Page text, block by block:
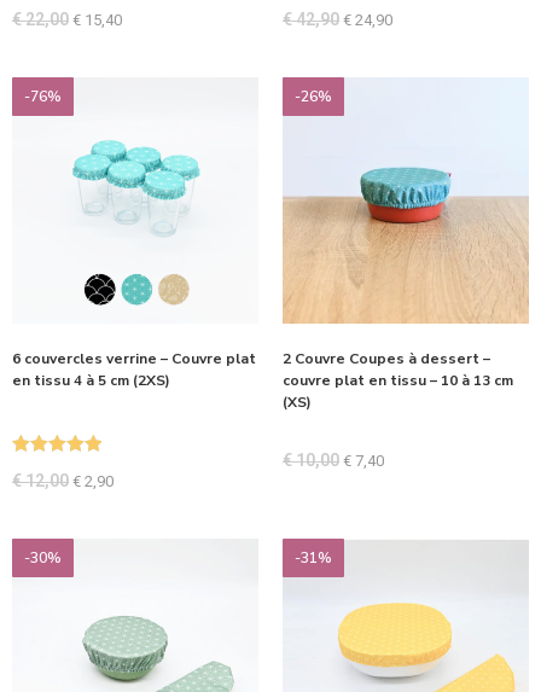
€22,00 € 15,40 €42,90 € 24,90
-76%
6 couvercles verrine – Couvre plat
en tissu 4 à 5 cm (2XS)
€12,00 € 2,90
-26%
2 Couvre Coupes à dessert –
couvre plat en tissu – 10 à 13 cm
(XS)
€10,00 € 7,40
-30% -31%